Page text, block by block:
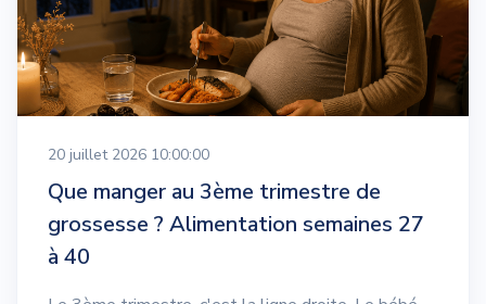
20 juillet 2026 10:00:00
Que manger au 3ème trimestre de
grossesse ? Alimentation semaines 27
à 40